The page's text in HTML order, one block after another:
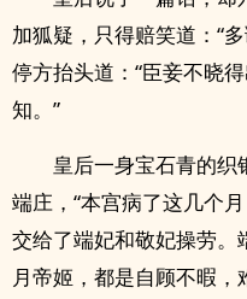
加狐疑，只得赔笑道：“
停方抬头道：“臣妾不晓
知。”
皇后一身宝石青的
端庄，“本宫病了这几个
交给了端妃和敬妃操劳
月帝姬，都是自顾不暇，